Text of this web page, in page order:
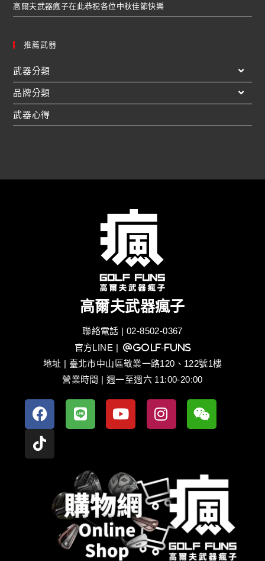
高爾夫武器瘋子在此恭祝各位中秋佳節快樂
推薦武器
武器分類
品牌分類
武器心得
高爾夫武器瘋子
聯絡電話 | 02-8502-0367
官方LINE | @golf-funs
地址 | 臺北市中山區敬業一路120、122號1樓
營業時間 | 週一至週六 11:00-20:00